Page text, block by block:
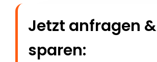
Jetzt anfragen &
sparen: